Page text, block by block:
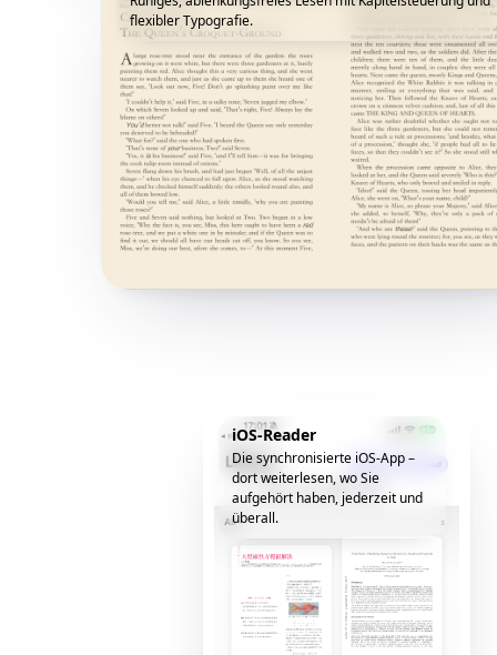
flexibler Typografie.
iOS-Reader
Die synchronisierte iOS-App –
dort weiterlesen, wo Sie
aufgehört haben, jederzeit und
überall.